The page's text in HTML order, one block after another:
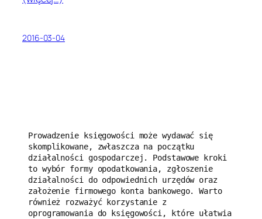
2016-03-04
Prowadzenie księgowości może wydawać się
skomplikowane, zwłaszcza na początku
działalności gospodarczej. Podstawowe kroki
to wybór formy opodatkowania, zgłoszenie
działalności do odpowiednich urzędów oraz
założenie firmowego konta bankowego. Warto
również rozważyć korzystanie z
oprogramowania do księgowości, które ułatwia